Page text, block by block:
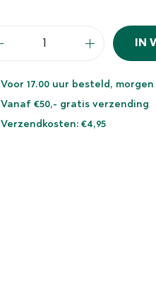
IN
Voor 17.00 uur besteld,
Vanaf €50,- gratis verzending
Verzendkosten: €4,95